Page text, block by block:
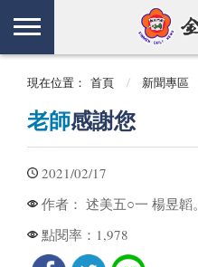
現在位置： 首頁 新聞專區
老師感謝您
2021/02/17
作者： 述美五○一 楊昱韜。
點閱率： 1,978